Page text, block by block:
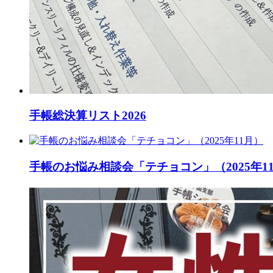
手帳総決算リスト2026
手帳のお悩み相談会「テチョコン」（2025年